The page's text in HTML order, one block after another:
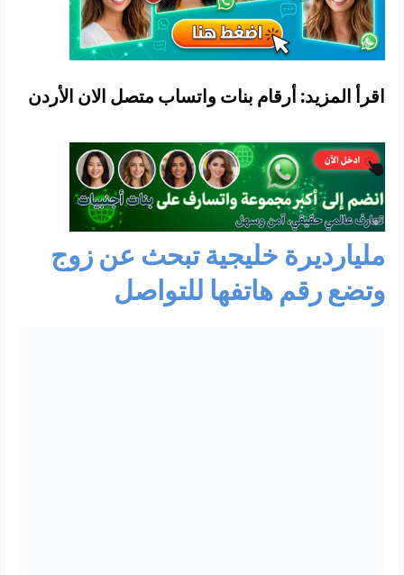
اقرأ المزيد: أرقام بنات واتساب متصل الان الأردن
مليارديرة خليجية تبحث عن زوج
وتضع رقم هاتفها للتواصل